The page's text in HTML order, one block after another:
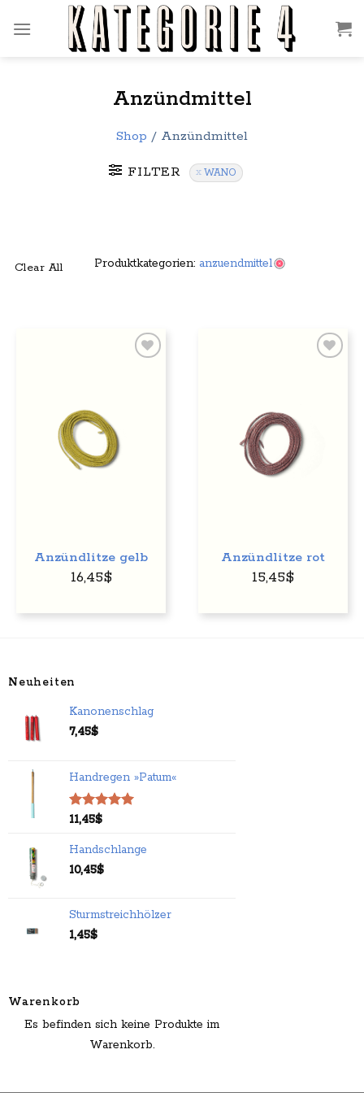
Inhalt
Anzündmittel
Shop / Anzündmittel
FILTER WANO
Clear All Produktkategorien: anzuendmittel
Anzündlitze gelb
16,45$
Anzündlitze rot
15,45$
Neuheiten
Kanonenschlag
7,45$
Handregen »Patum«
Bewertet
von 5
11,45$
Handschlange
10,45$
Sturmstreichhölzer
1,45$
Warenkorb
Es befinden sich keine Produkte im
Warenkorb.